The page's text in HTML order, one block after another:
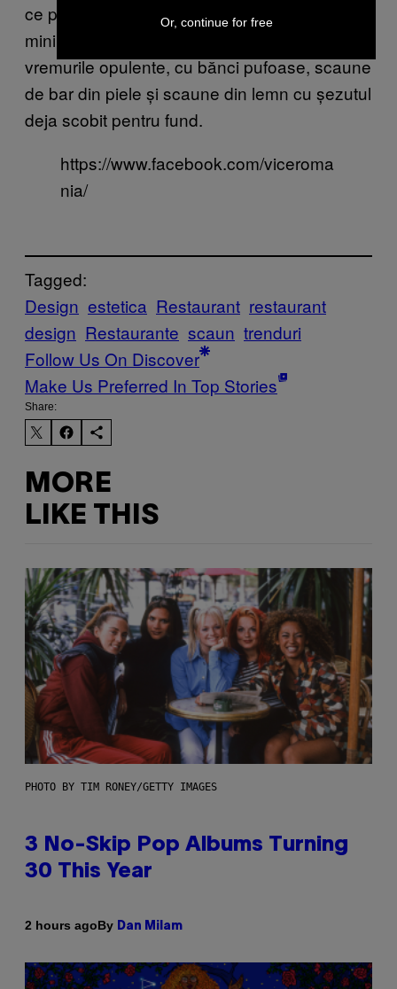
ce putem face e să sperăm că trendul
minimalist să treacă și o să ne întoarcem la
vremurile opulente, cu bănci pufoase, scaune
de bar din piele și scaune din lemn cu șezutul
deja scobit pentru fund.
https://www.facebook.com/viceroma
nia/
Tagged:
Design estetica Restaurant restaurant
design Restaurante scaun trenduri
Follow Us On Discover
Make Us Preferred In Top Stories
Share:
MORE
LIKE THIS
PHOTO BY TIM RONEY/GETTY IMAGES
3 No-Skip Pop Albums Turning
30 This Year
2 hours agoBy Dan Milam
Or, continue for free